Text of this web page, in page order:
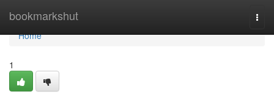
bookmarkshut
Home
Home
1